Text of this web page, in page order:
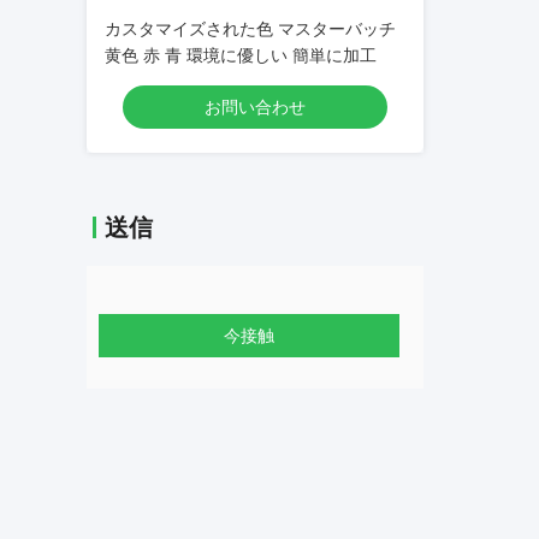
カスタマイズされた色 マスターバッチ
黄色 赤 青 環境に優しい 簡単に加工
お問い合わせ
送信
今接触